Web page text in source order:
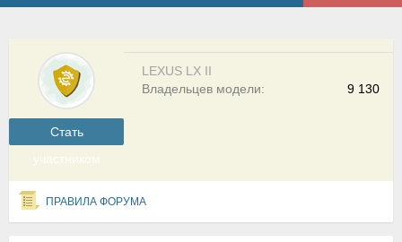
Cтать
участником
LEXUS LX II
9 130
Владельцев модели:
ПРАВИЛА ФОРУМА